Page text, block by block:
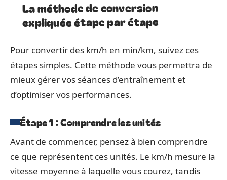
La méthode de conversion
expliquée étape par étape
Pour convertir des km/h en min/km, suivez ces
étapes simples. Cette méthode vous permettra de
mieux gérer vos séances d’entraînement et
d’optimiser vos performances.
Étape 1 : Comprendre les unités
Avant de commencer, pensez à bien comprendre
ce que représentent ces unités. Le km/h mesure la
vitesse moyenne à laquelle vous courez, tandis